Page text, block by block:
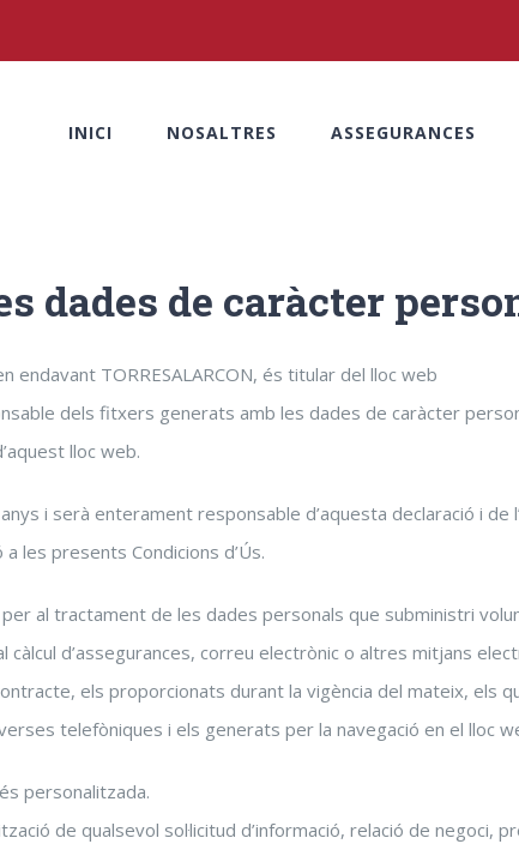
Cerca
INICI NOSALTRES ASSEGURANCES
dades de caràcter
endavant TORRESALARCON, és titular del lloc web
dels fitxers generats amb les dades de caràcter
lloc web.
i serà enterament responsable d’aquesta declaració i de
les presents Condicions d’Ús.
per al tractament de les dades personals que subministri
d’assegurances, correu electrònic o altres mitjans
els proporcionats durant la vigència del mateix, els
telefòniques i els generats per la navegació en el lloc
personalitzada.
de qualsevol sol·licitud d’informació, relació de negoci,